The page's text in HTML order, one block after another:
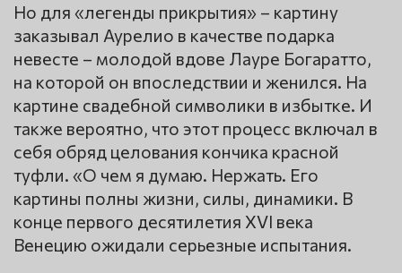
Но для «легенды прикрытия» – картину
заказывал Аурелио в качестве подарка
невесте – молодой вдове Лауре Богаратто,
на которой он впоследствии и женился. На
картине свадебной символики в избытке. И
также вероятно, что этот процесс включал в
себя обряд целования кончика красной
туфли. «О чем я думаю. Нержать. Его
картины полны жизни, силы, динамики. В
конце первого десятилетия XVI века
Венецию ожидали серьезные испытания.